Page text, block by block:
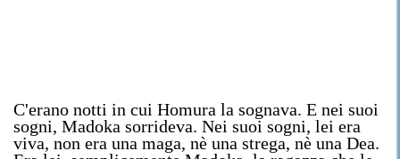
C'erano notti in cui Homura la sognava. E nei suoi
sogni, Madoka sorrideva. Nei suoi sogni, lei era
viva, non era una maga, nè una strega, nè una Dea.